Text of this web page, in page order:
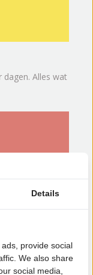
Alles wat
Details
provide social
We also share
social media,